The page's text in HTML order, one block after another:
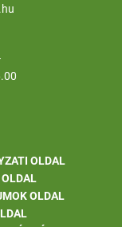
OLDAL
OLDAL